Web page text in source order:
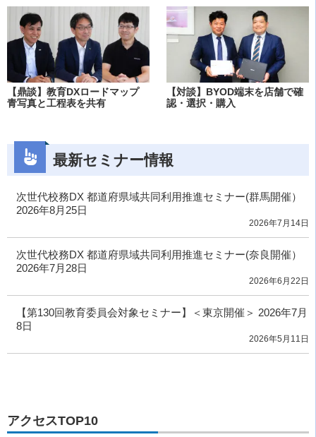
【鼎談】教育DXロードマップ
青写真と工程表を共有
【対談】BYOD端末を店舗で確
認・選択・購入
最新セミナー情報
次世代校務DX 都道府県域共同利用推進セミナー(群馬開催）
2026年8月25日
2026年7月14日
次世代校務DX 都道府県域共同利用推進セミナー(奈良開催）
2026年7月28日
2026年6月22日
【第130回教育委員会対象セミナー】＜東京開催＞ 2026年7月
8日
2026年5月11日
アクセスTOP10